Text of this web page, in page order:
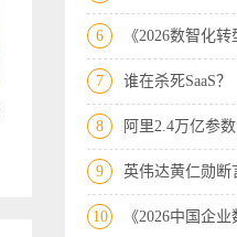
6 《2026数智化
7 谁在杀死SaaS？
8 阿里2.4万亿参
9 英伟达黄仁勋断
10 《2026中国企